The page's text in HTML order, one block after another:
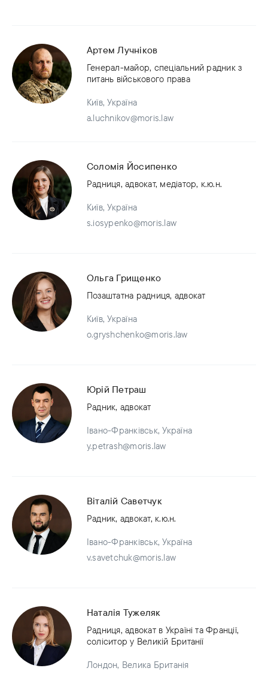
Артем Лучніков
Генерал-майор, спеціальний радник з
питань військового права
Київ, Україна
a.luchnikov@moris.law
Соломія Йосипенко
Радниця, адвокат, медіатор, к.ю.н.
Київ, Україна
s.iosypenko@moris.law
Ольга Грищенко
Позаштатна радниця, адвокат
Київ, Україна
o.gryshchenko@moris.law
Юрій Петраш
Радник, адвокат
Івано-Франківськ, Україна
y.petrash@moris.law
Віталій Саветчук
Радник, адвокат, к.ю.н.
Івано-Франківськ, Україна
v.savetchuk@moris.law
Наталія Тужеляк
Радниця, адвокат в Україні та Франції,
соліситор у Великій Британії
Лондон, Велика Британія